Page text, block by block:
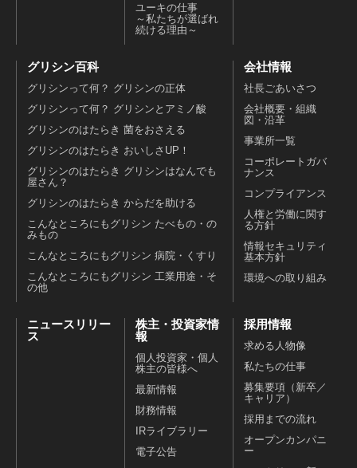
ユーキの仕事
～私たちが選ばれ
続ける理由～
グリシン百科
グリシンって何？ グリシンの正体
グリシンって何？ グリシンとアミノ酸
グリシンのはたらき 菌をおさえる
グリシンのはたらき おいしさUP！
グリシンのはたらき グリシンはなんでも
屋さん？
グリシンのはたらき からだを助ける
こんなところにもグリシン たべもの・の
みもの
こんなところにもグリシン 病院・くすり
こんなところにもグリシン 工業用途・そ
の他
会社情報
社長ごあいさつ
会社概要・組織
図・沿革
事業所一覧
コーポレートガバ
ナンス
コンプライアンス
人権と労働に関す
る方針
情報セキュリティ
基本方針
環境への取り組み
ニュースリリー
ス
株主・投資家情
報
個人投資家・個人
株主の皆様へ
最新情報
財務情報
IRライブラリー
電子公告
採用情報
求める人物像
私たちの仕事
募集要項（新卒／
キャリア）
採用までの流れ
オープンカンパニ
ー